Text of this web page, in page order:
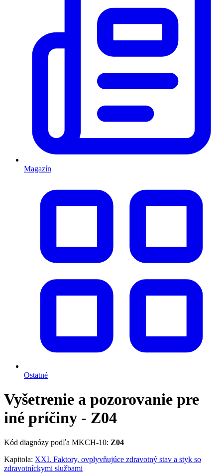
Magazín
Ostatné
Vyšetrenie a pozorovanie pre
iné príčiny - Z04
Kód diagnózy podľa MKCH-10: Z04
Kapitola: XXI. Faktory, ovplyvňujúce zdravotný stav a styk so
zdravotníckymi službami